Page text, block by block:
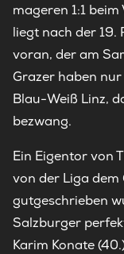
mageren 1:1
liegt nach der 19.
voran, der am
Grazer haben
Blau-Weiß Linz,
bezwang.
Ein Eigentor von
von der Liga dem
gutgeschrieben
Salzburger
Karim Konate